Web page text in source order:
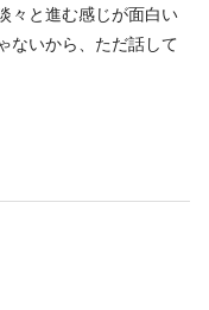
々と進む感じが面白い
ないから、ただ話して